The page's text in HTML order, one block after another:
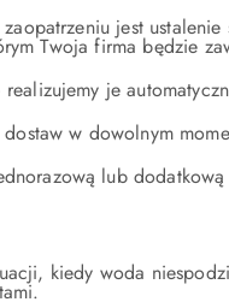
jest
Twoja firma będzie
je
w dowolnym
lub
kiedy woda